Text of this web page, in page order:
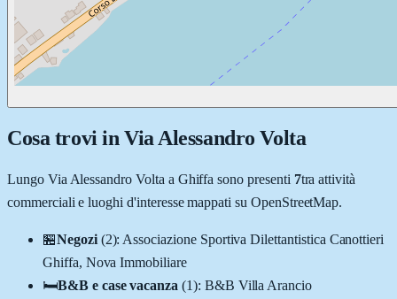
Cosa trovi in Via Alessandro Volta
Lungo Via Alessandro Volta a Ghiffa sono presenti 7tra attività
commerciali e luoghi d'interesse mappati su OpenStreetMap.
🏪Negozi (2): Associazione Sportiva Dilettantistica Canottieri
Ghiffa, Nova Immobiliare
🛏️B&B e case vacanza (1): B&B Villa Arancio